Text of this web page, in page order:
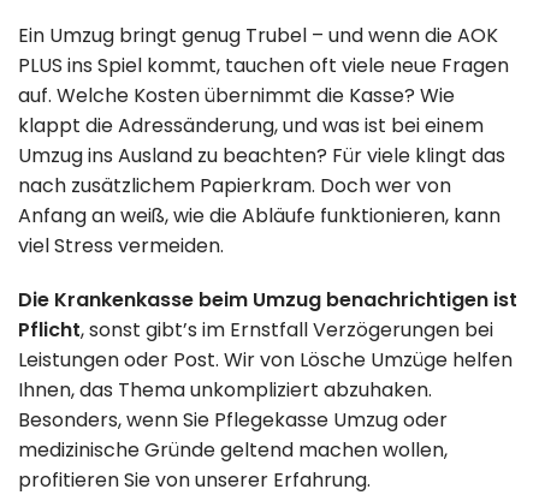
Ein Umzug bringt genug Trubel – und wenn die AOK
PLUS ins Spiel kommt, tauchen oft viele neue Fragen
auf. Welche Kosten übernimmt die Kasse? Wie
klappt die Adressänderung, und was ist bei einem
Umzug ins Ausland zu beachten? Für viele klingt das
nach zusätzlichem Papierkram. Doch wer von
Anfang an weiß, wie die Abläufe funktionieren, kann
viel Stress vermeiden.
Die Krankenkasse beim Umzug benachrichtigen ist
Pflicht, sonst gibt’s im Ernstfall Verzögerungen bei
Leistungen oder Post. Wir von Lösche Umzüge helfen
Ihnen, das Thema unkompliziert abzuhaken.
Besonders, wenn Sie Pflegekasse Umzug oder
medizinische Gründe geltend machen wollen,
profitieren Sie von unserer Erfahrung.
Umzugshilfe
Entrümpelung
& Lagerung
Kontakt
Standorte
Impressum
Datenschutz
030 49 00 48 23
info@loesche-
umzuege.de
Buchholzer Str.